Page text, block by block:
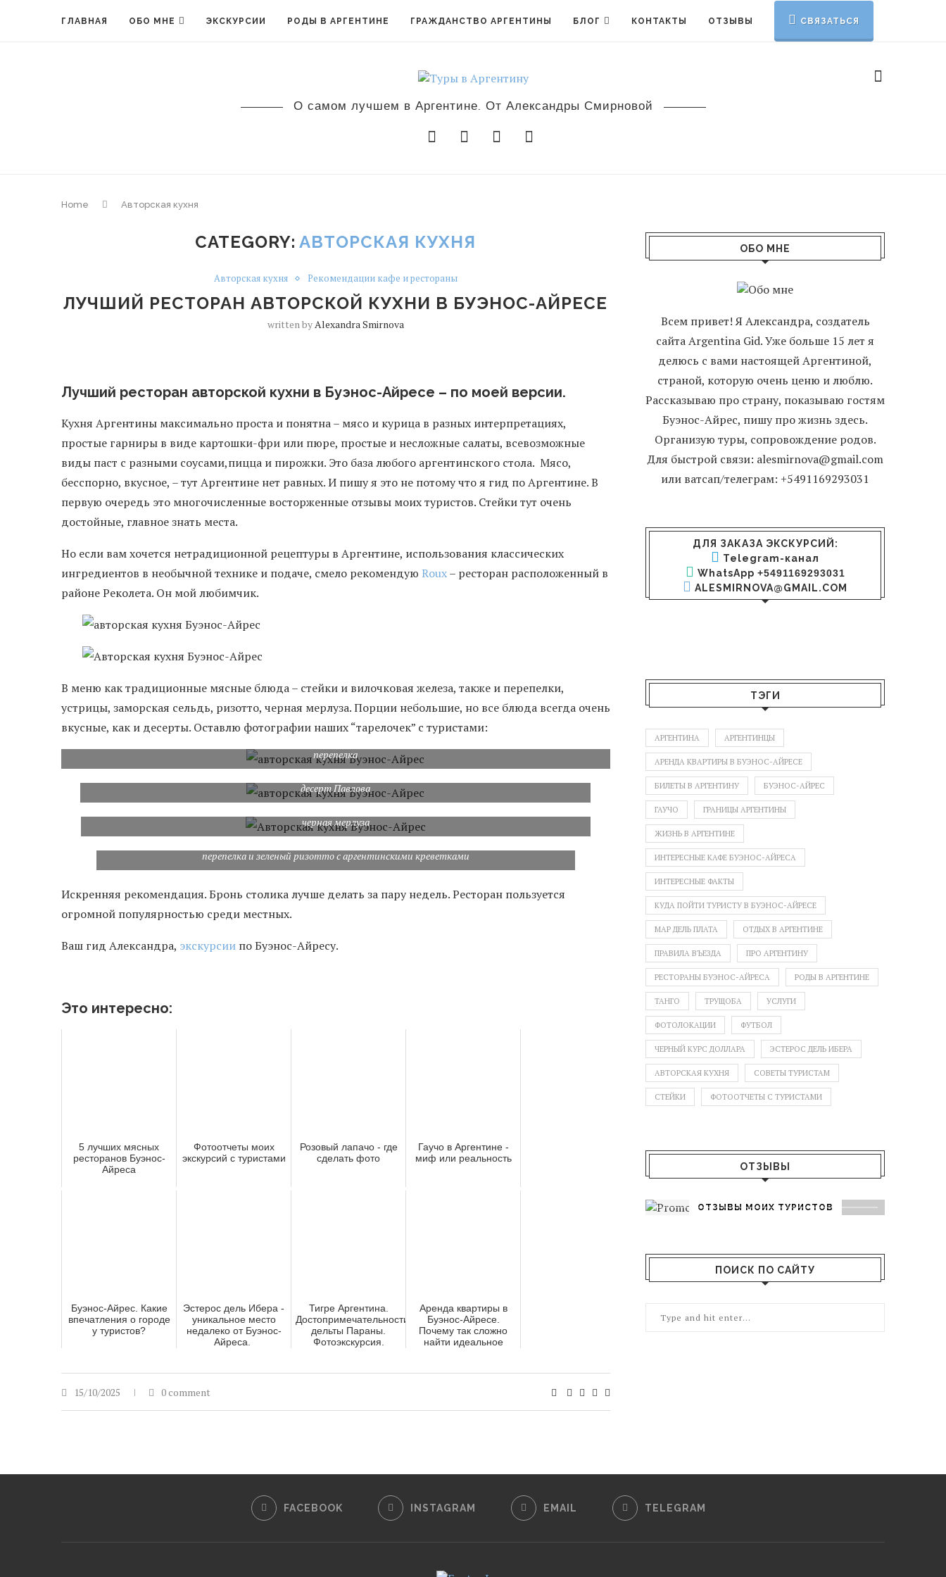
ГЛАВНАЯ ОБО МНЕ ЭКСКУРСИИ РОДЫ В АРГЕНТИНЕ ГРАЖДАНСТВО АРГЕНТИНЫ БЛОГ КОНТАКТЫ ОТЗЫВЫ СВЯЗАТЬСЯ
О самом лучшем в Аргентине. От Александры Смирновой
Home Авторская кухня
CATEGORY: АВТОРСКАЯ КУХНЯ
Авторская кухня Рекомендации кафе и рестораны
ЛУЧШИЙ РЕСТОРАН АВТОРСКОЙ КУХНИ В БУЭНОС-АЙРЕСЕ
written byAlexandra Smirnova
Лучший ресторан авторской кухни в Буэнос-Айресе – по моей версии.
Кухня Аргентины максимально проста и понятна – мясо и курица в разных интерпретациях,
простые гарниры в виде картошки-фри или пюре, простые и несложные салаты, всевозможные
виды паст с разными соусами,пицца и пирожки. Это база любого аргентинского стола. Мясо,
бесспорно, вкусное, – тут Аргентине нет равных. И пишу я это не потому что я гид по Аргентине. В
первую очередь это многочисленные восторженные отзывы моих туристов. Стейки тут очень
достойные, главное знать места.
Но если вам хочется нетрадиционной рецептуры в Аргентине, использования классических
ингредиентов в необычной технике и подаче, смело рекомендую Roux– ресторан расположенный в
районе Реколета. Он мой любимчик.
В меню как традиционные мясные блюда – стейки и вилочковая железа, также и перепелки,
устрицы, заморская сельдь, ризотто, черная мерлуза. Порции небольшие, но все блюда всегда очень
вкусные, как и десерты. Оставлю фотографии наших “тарелочек” с туристами:
перепелка
десерт Павлова
черная мерлуза
перепелка и зеленый ризотто с аргентинскими креветками
Искренняя рекомендация. Бронь столика лучше делать за пару недель. Ресторан пользуется
огромной популярностью среди местных.
Ваш гид Александра, экскурсии по Буэнос-Айресу.
Это интересно:
5 лучших мясных
ресторанов Буэнос-
Айреса
Фотоотчеты моих
экскурсий с туристами
Розовый лапачо - где
сделать фото
Гаучо в Аргентине -
миф или реальность
Буэнос-Айрес. Какие
впечатления о городе
у туристов?
Эстерос дель Ибера -
уникальное место
недалеко от Буэнос-
Айреса.
Тигре Аргентина.
Достопримечательности
дельты Параны.
Фотоэкскурсия.
Аренда квартиры в
Буэнос-Айресе.
Почему так сложно
найти идеальное
15/10/2025 0 comment
ОБО МНЕ
Всем привет! Я Александра, создатель
сайта Argentina Gid. Уже больше 15 лет я
делюсь с вами настоящей Аргентиной,
страной, которую очень ценю и люблю.
Рассказываю про страну, показываю гостям
Буэнос-Айрес, пишу про жизнь здесь.
Организую туры, сопровождение родов.
Для быстрой связи: alesmirnova@gmail.com
или ватсап/телеграм: +5491169293031
ДЛЯ ЗАКАЗА ЭКСКУРСИЙ:
Telegram-канал
WhatsApp +5491169293031
ALESMIRNOVA@GMAIL.COM
ТЭГИ
АРГЕНТИНА АРГЕНТИНЦЫ
АРЕНДА КВАРТИРЫ В БУЭНОС-АЙРЕСЕ
БИЛЕТЫ В АРГЕНТИНУ БУЭНОС-АЙРЕС
ГАУЧО ГРАНИЦЫ АРГЕНТИНЫ
ЖИЗНЬ В АРГЕНТИНЕ
ИНТЕРЕСНЫЕ КАФЕ БУЭНОС-АЙРЕСА
ИНТЕРЕСНЫЕ ФАКТЫ
КУДА ПОЙТИ ТУРИСТУ В БУЭНОС-АЙРЕСЕ
МАР ДЕЛЬ ПЛАТА ОТДЫХ В АРГЕНТИНЕ
ПРАВИЛА ВЪЕЗДА ПРО АРГЕНТИНУ
РЕСТОРАНЫ БУЭНОС-АЙРЕСА РОДЫ В АРГЕНТИНЕ
ТАНГО ТРУЩОБА УСЛУГИ
ФОТОЛОКАЦИИ ФУТБОЛ
ЧЕРНЫЙ КУРС ДОЛЛАРА ЭСТЕРОС ДЕЛЬ ИБЕРА
АВТОРСКАЯ КУХНЯ СОВЕТЫ ТУРИСТАМ
СТЕЙКИ ФОТООТЧЕТЫ С ТУРИСТАМИ
ОТЗЫВЫ
ОТЗЫВЫ МОИХ ТУРИСТОВ
ПОИСК ПО САЙТУ
FACEBOOK INSTAGRAM EMAIL TELEGRAM